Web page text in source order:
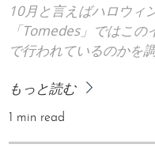
10月と言えばハロウィ
「Tomedes」ではこ
で行われているのかを
もっと読む
1 min read